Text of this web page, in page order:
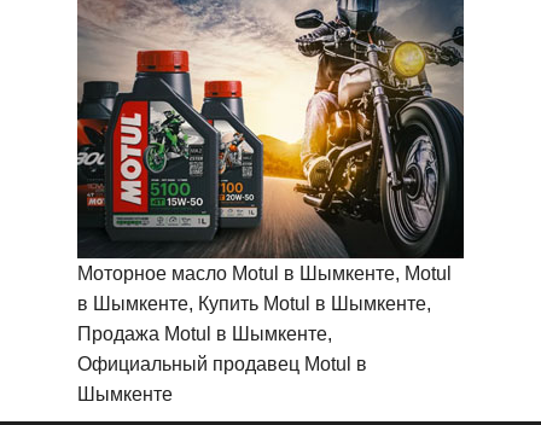
Моторное масло Motul в Шымкенте, Motul
в Шымкенте, Купить Motul в Шымкенте,
Продажа Motul в Шымкенте,
Официальный продавец Motul в
Шымкенте